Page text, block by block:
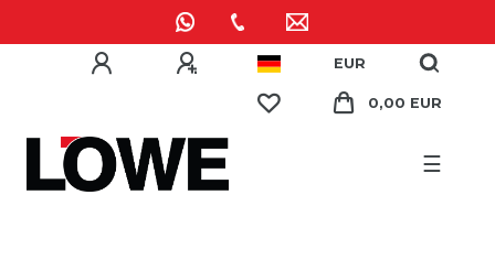
EUR
0,00 EUR
☰